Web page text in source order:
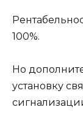
100%.
Но
установку